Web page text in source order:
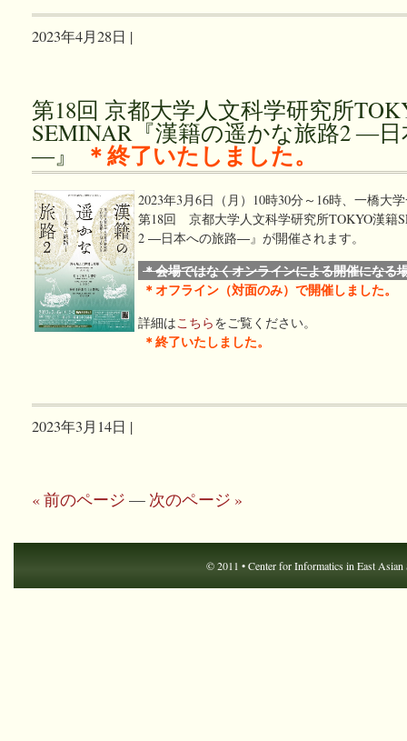
2023年4月28日 |
第18回 京都大学人文科学研究所
SEMINAR『漢籍の遥かな旅路2 ―
―』 ＊終了いたしました。
2023年3月6日（月）10時30分～16時、一橋大
第18回 京都大学人文科学研究所TOKYO漢籍
2 ―日本への旅路―』が開催されます。
＊会場ではなくオンラインによる開催になる
＊オフライン（対面のみ）で開催しました。
詳細はこちらをご覧ください。
＊終了いたしました。
2023年3月14日 |
« 前のページ — 次のページ »
© 2011 •Center for Informatics in East Asian